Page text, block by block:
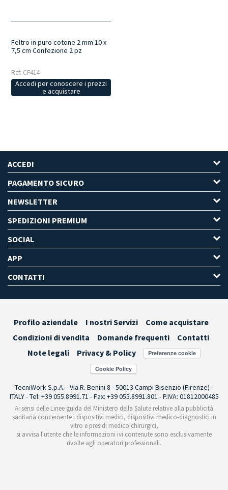
Feltro in puro cotone 2 mm 10 x
7,5 cm Confezione 2 pz
Ref: CF414
Accedi per conoscere i prezzi
e acquistare
ACCEDI
PAGAMENTO SICURO
NEWSLETTER
SPEDIZIONI PREMIUM
SOCIAL
APP
CONTATTI
Profilo aziendale I nostri Servizi
Come acquistare
Condizioni di vendita
Domande frequenti
Contatti
Note legali
Privacy & Policy Preferenze cookie
TecniWork S.p.A. - Via R. Benini 8 - 50013 Campi Bisenzio (Firenze) -
ITALY - Tel: +39 055.8991.71 - Fax: +39 055.8991.801 - P.IVA: 01812000485
Ai sensi delle Linee guida del Ministero della Salute relative alla pubblicità
sanitaria concernente i dispositivi medici, dispositivi medico-diagnostici in
vitro e presidi medico chirurgici,
si avvisa l'utente che le informazioni ivi contenute sono esclusivamente
rivolte agli operatori professionali.